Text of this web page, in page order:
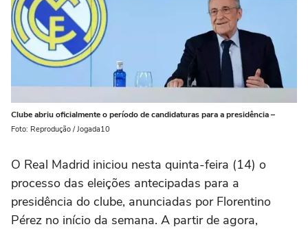
Clube abriu oficialmente o período de candidaturas para a presidência –
Foto: Reprodução / Jogada10
O Real Madrid iniciou nesta quinta-feira (14) o
processo das eleições antecipadas para a
presidência do clube, anunciadas por Florentino
Pérez no início da semana. A partir de agora,